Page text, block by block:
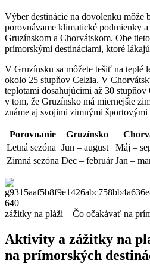
Výber destinácie na dovolenku môže
porovnávame klimatické podmienky a
Gruzínskom a Chorvátskom. Obe
prímorskými destináciami, ktoré
V Gruzínsku sa môžete tešiť na teplé
okolo 25 stupňov Celzia. V
teplotami dosahujúcimi až 30
v tom, že Gruzínsko má miernejšie
známe aj svojimi zimnými športovými
Porovnanie Gruzínsko
Letná sezóna Jun – august
Máj –
Zimná sezóna Dec – február Jan –
zážitky na pláži – Čo očakávať na
Aktivity a zážitky na
na prímorských